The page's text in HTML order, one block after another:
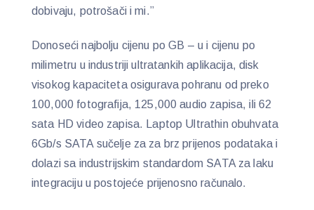
dobivaju, potrošači i mi.”
Donoseći najbolju cijenu po GB – u i cijenu po
milimetru u industriji ultratankih aplikacija, disk
visokog kapaciteta osigurava pohranu od preko
100,000 fotografija, 125,000 audio zapisa, ili 62
sata HD video zapisa. Laptop Ultrathin obuhvata
6Gb/s SATA sučelje za za brz prijenos podataka i
dolazi sa industrijskim standardom SATA za laku
integraciju u postojeće prijenosno računalo.